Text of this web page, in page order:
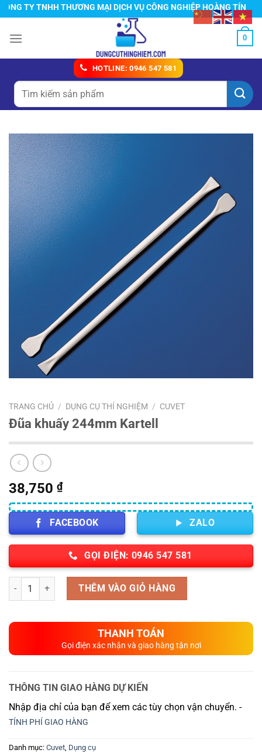
Chuyển
đến
nội
TY TNHH THƯƠNG MẠI DỊCH VỤ CÔNG NGHIỆP HOÀNG TÍN
0
HOTLINE: 0946 547 581
Tìm
kiếm:
TRANG CHỦ / DỤNG CỤ THÍ NGHIỆM / CUVET
Đũa khuấy 244mm Kartell
38,750 ₫
FACEBOOK ZALO
GỌI ĐIỆN: 0946 547 581
Số lượng THÊM VÀO GIỎ HÀNG
THANH TOÁN
Gọi điện xác nhận và giao hàng tận nơi
THÔNG TIN GIAO HÀNG DỰ KIẾN
Nhập địa chỉ của bạn để xem các tùy chọn vận chuyển. -
TÍNH PHÍ GIAO HÀNG
Danh mục: Cuvet, Dụng cụ